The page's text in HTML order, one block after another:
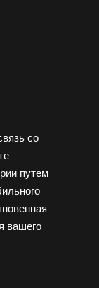
со
путем
вашего